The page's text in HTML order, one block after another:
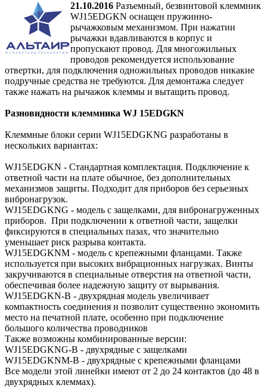
21.10.2016 Разъемный, безвинтовой клеммник
WJ15EDGKN оснащен пружинно-
рычажковым механизмом. При нажатии
рычажки вдавливаются в корпус и
пропускают провод. Для многожильных
проводов рекомендуется использование
отвертки, для подключения одножильных проводов никакие
подручные средства не требуются. Для демонтажа следует
также нажать на рычажок клеммы и вытащить провод.
Разновидности клеммника WJ 15EDGKN
Клеммные блоки серии WJ15EDGKNG разработаны в
нескольких вариантах:
WJ15EDGKN - Стандартная комплектация. Подключение к
ответной части на плате обычное, без дополнительных
механизмов защиты. Подходит для приборов без серьезных
вибронагрузок.
WJ15EDGKNG - модель с защелками, для вибронагруженных
приборов. При подключении к ответной части, защелки
фиксируются в специальных пазах, что значительно
уменьшает риск разрыва контакта.
WJ15EDGKNM - модель с крепежными фланцами. Также
используется при высоких вибрационных нагрузках. Винты
закручиваются в специальные отверстия на ответной части,
обеспечивая более надежную защиту от вырывания.
WJ15EDGKN-B - двухрядная модель увеличивает
компактность соединения и позволит существенно экономить
место на печатной плате, особенно при подключение
большого количества проводников
Также возможны комбинированные версии:
WJ15EDGKNG-B - двухрядные с защелками
WJ15EDGKNM-B - двухрядные с крепежными фланцами
Все модели этой линейки имеют от 2 до 24 контактов (до 48 в
двухрядных клеммах).